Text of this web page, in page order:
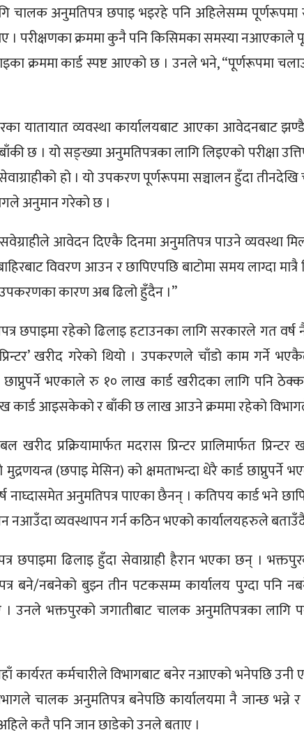
चालक अनुमतिपत्र छपाइ भइरहे पनि अहिलेसम्म
। परीक्षणका क्रममा कुनै पनि किसिमका समस्या नआएकाले
क्रममा कार्ड स्पष्ट आएको छ । उनले भने, “पूर्णरूपमा
यातायात व्यवस्था कार्यालयबाट आएका आवेदनबाट
छ । यो सङ्ख्या अनुमतिपत्रका लागि लिइएको परीक्षा
हो । यो उपकरण पूर्णरूपमा सञ्चालन हुँदा तीनदेखि
अनुमान गरेको छ ।
आवेदन दिएकै दिनमा अनुमतिपत्र पाउने व्यवस्था
विवरण आउन र छापिएपछि बाटोमा समय लाग्दा
कारण अब ढिलो हुँदैन ।”
छपाइमा रहेको ढिलाइ हटाउनका लागि सरकारले गत
खरीद गरेको थियो । उपकरणले चाँडो काम गर्ने
भएकाले रु १० लाख कार्ड खरीदका लागि पनि
कार्ड आइसकेको र बाँकी छ लाख आउने क्रममा रहेको
खरीद प्रक्रियामार्फत मदरास प्रिन्टर प्रालिमार्फत
(छपाइ मेसिन) को क्षमताभन्दा धेरै कार्ड छाप्नुपर्ने
अनुमतिपत्र पाएका छैनन् । कतिपय कार्ड भने
नआउँदा व्यवस्थापन गर्न कठिन भएको कार्यालयहरुले
छपाइमा ढिलाइ हुँदा सेवाग्राही हैरान भएका छन् ।
बने/नबनेको बुझ्न तीन पटकसम्म कार्यालय पुग्दा पनि
उनले भक्तपुरको जगातीबाट चालक अनुमतिपत्रका लागि
कार्यरत कर्मचारीले विभागबाट बनेर नआएको भनेपछि
चालक अनुमतिपत्र बनेपछि कार्यालयमा नै जान्छ भन्ने र
कतै पनि जान छाडेको उनले बताए ।